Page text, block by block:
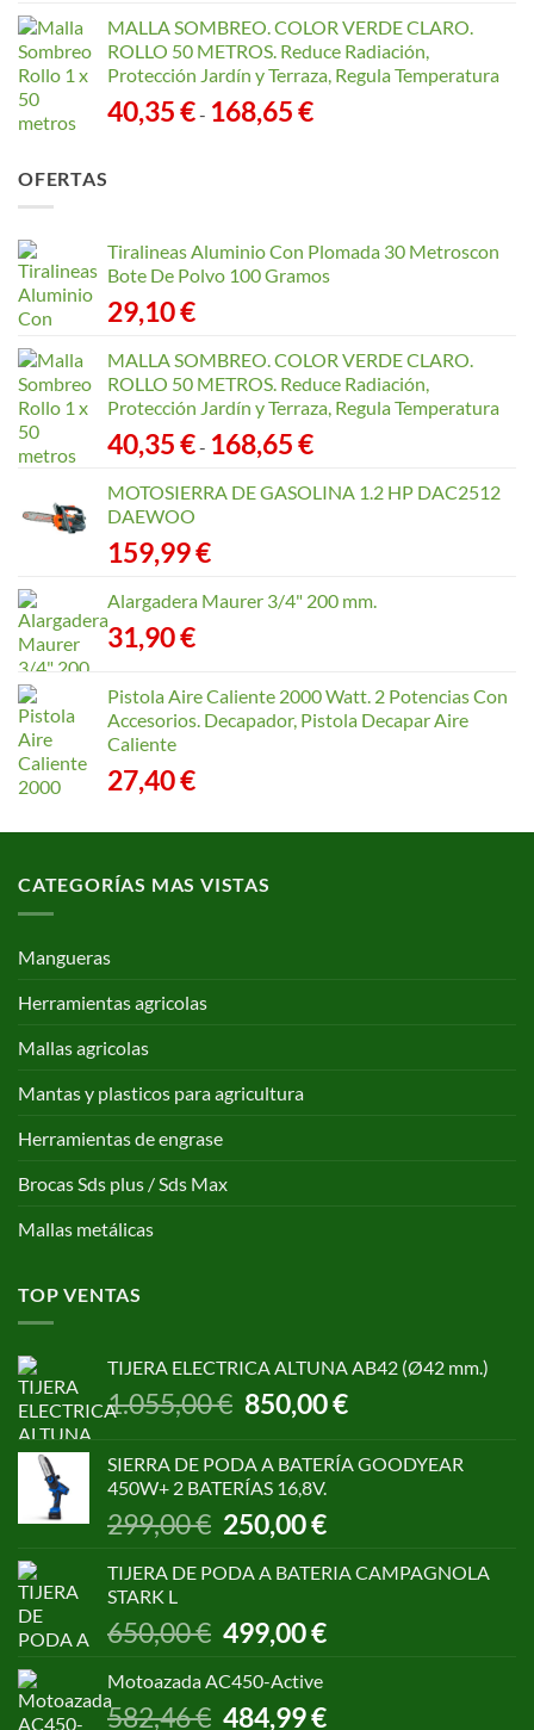
MALLA SOMBREO. COLOR VERDE CLARO.
ROLLO 50 METROS. Reduce Radiación,
Protección Jardín y Terraza, Regula Temperatura
40,35€- 168,65€Rango
168,65 €
OFERTAS
Tiralineas Aluminio Con Plomada 30 Metroscon
Bote De Polvo 100 Gramos
29,10€
MALLA SOMBREO. COLOR VERDE CLARO.
ROLLO 50 METROS. Reduce Radiación,
Protección Jardín y Terraza, Regula Temperatura
40,35€- 168,65€Rango
precios:
MOTOSIERRA DE GASOLINA 1.2 HP DAC2512
DAEWOO
159,99€
Alargadera Maurer 3/4" 200 mm.
31,90€
Pistola Aire Caliente 2000 Watt. 2 Potencias Con
Accesorios. Decapador, Pistola Decapar Aire
Caliente
27,40€
CATEGORÍAS MAS VISTAS
Mangueras
Herramientas agricolas
Mallas agricolas
Mantas y plasticos para agricultura
Herramientas de engrase
Brocas Sds plus / Sds Max
Mallas metálicas
TOP VENTAS
TIJERA ELECTRICA ALTUNA AB42 (Ø42 mm.)
1.055,00€ El
precio
era:
1.055,00 €.
850,00€El
es:
SIERRA DE PODA A BATERÍA GOODYEAR
450W+ 2 BATERÍAS 16,8V.
299,00€ El
precio
original
299,00 €.
250,00€El
actual
250,00 €.
TIJERA DE PODA A BATERIA CAMPAGNOLA
STARK L
650,00€
El
precio
original
499,00€El
Motoazada AC450-Active
582,46€
El
484,99€El